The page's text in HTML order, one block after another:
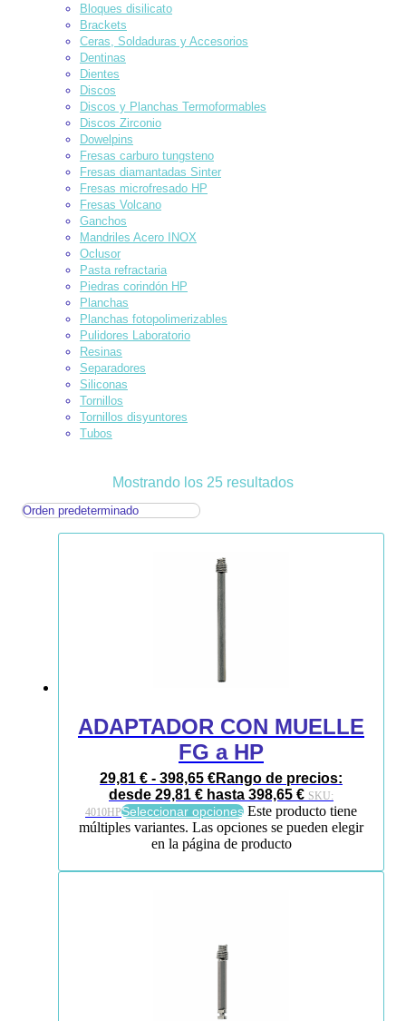
Bloques disilicato
Brackets
Ceras, Soldaduras y Accesorios
Dentinas
Dientes
Discos
Discos y Planchas Termoformables
Discos Zirconio
Dowelpins
Fresas carburo tungsteno
Fresas diamantadas Sinter
Fresas microfresado HP
Fresas Volcano
Ganchos
Mandriles Acero INOX
Oclusor
Pasta refractaria
Piedras corindón HP
Planchas
Planchas fotopolimerizables
Pulidores Laboratorio
Resinas
Separadores
Siliconas
Tornillos
Tornillos disyuntores
Tubos
Mostrando los 25 resultados
ADAPTADOR CON MUELLE
FG a HP
29,81 € - 398,65 €Rango de precios:
desde 29,81 € hasta 398,65 € SKU:
4010HPSeleccionar opciones Este producto tiene
múltiples variantes. Las opciones se pueden elegir
en la página de producto